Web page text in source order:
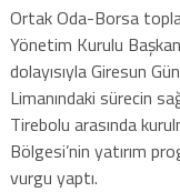
Ortak Oda-Borsa
Yönetim Kurulu
dolayısıyla Giresun
Limanındaki sürecin
Tirebolu arasında
Bölgesi’nin yatırım
vurgu yaptı.